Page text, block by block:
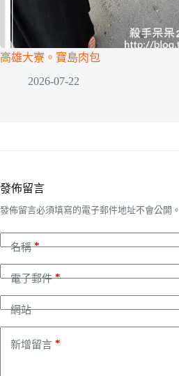
高雄大寮。寶島肉包
2026-07-22
發佈留言
發佈留言必須填寫的電子郵件地址不會公開。
名稱*
電子郵件*
網站
新增留言 *